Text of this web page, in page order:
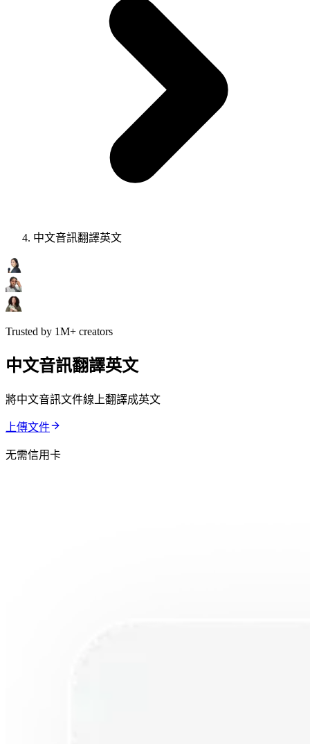
中文音訊翻譯英文
Trusted by 1M+ creators
中文音訊翻譯英文
將中文音訊文件線上翻譯成英文
上傳文件
无需信用卡